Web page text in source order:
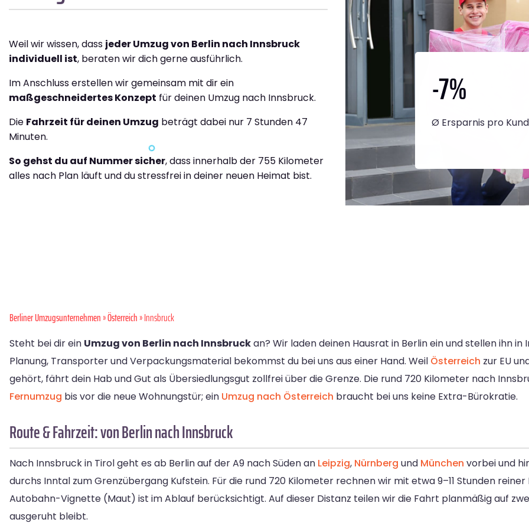
Weil wir wissen, dass jeder Umzug von Berlin nach Innsbruck
individuell ist, beraten wir dich gerne ausführlich.
Im Anschluss erstellen wir gemeinsam mit dir ein
maßgeschneidertes Konzept für deinen Umzug nach Innsbruck.
Die Fahrzeit für deinen Umzug beträgt dabei nur 7 Stunden 47
Minuten.
So gehst du auf Nummer sicher, dass innerhalb der 755 Kilometer
alles nach Plan läuft und du stressfrei in deiner neuen Heimat bist.
-7%
Ø Ersparnis pro
Berliner Umzugsunternehmen»Österreich» Innsbruck
Steht bei dir ein Umzug von Berlin nach Innsbruckan? Wir laden deinen Hausrat in Berlin ein und stellen ihn
Planung, Transporter und Verpackungsmaterial bekommst du bei uns aus einer Hand. Weil Österreich zur EU
gehört, fährt dein Hab und Gut als Übersiedlungsgut zollfrei über die Grenze. Die rund 720 Kilometer nach
Fernumzug bis vor die neue Wohnungstür; ein Umzug nach Österreich braucht bei uns keine Extra-Bürokratie.
Route & Fahrzeit: von Berlin nach Innsbruck
Nach Innsbruck in Tirol geht es ab Berlin auf der A9 nach Süden an Leipzig, Nürnberg und München vorbei und
durchs Inntal zum Grenzübergang Kufstein. Für die rund 720 Kilometer rechnen wir mit etwa 9–11 Stunden
Autobahn-Vignette (Maut) ist im Ablauf berücksichtigt. Auf dieser Distanz teilen wir die Fahrt planmäßig auf
ausgeruht bleibt.